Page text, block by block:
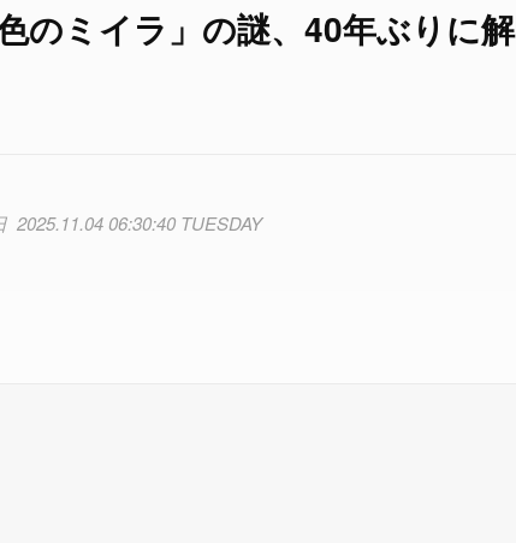
のミイラ」の謎、40年ぶりに
2025.11.04 06:30:40 TUESDAY